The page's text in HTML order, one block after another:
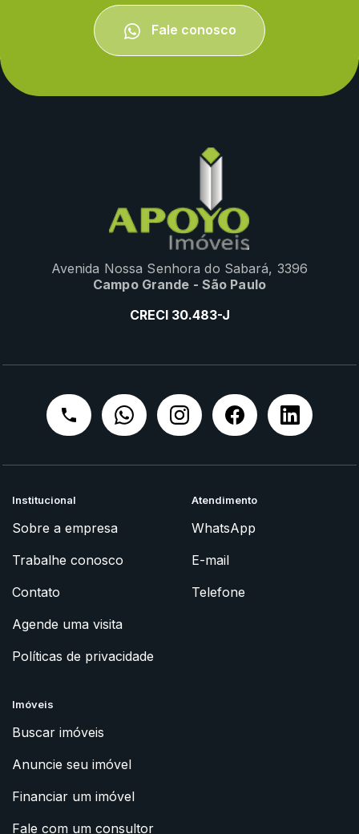
Fale conosco
Avenida Nossa Senhora do Sabará, 3396
Campo Grande - São Paulo
CRECI 30.483-J
Institucional
Sobre a empresa
Trabalhe conosco
Contato
Agende uma visita
Políticas de privacidade
Atendimento
WhatsApp
E-mail
Telefone
Imóveis
Buscar imóveis
Anuncie seu imóvel
Financiar um imóvel
Fale com um consultor